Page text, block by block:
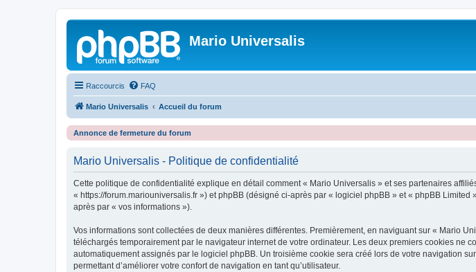
Mario Universalis
Raccourcis FAQ
Mario Universalis Accueil du forum
Annonce de fermeture du forum
Mario Universalis - Politique de confidentialité
Cette politique de confidentialité explique en détail comment « Mario Universalis » et ses partenaires
« https://forum.mariouniversalis.fr ») et phpBB (désigné ci-après par « logiciel phpBB » et « phpBB
après par « vos informations »).
Vos informations sont collectées de deux manières différentes. Premièrement, en naviguant sur « Mario
téléchargés temporairement par le navigateur internet de votre ordinateur. Les deux premiers cookies ne
automatiquement assignés par le logiciel phpBB. Un troisième cookie sera créé lors de votre navigation
permettant d’améliorer votre confort de navigation en tant qu’utilisateur.